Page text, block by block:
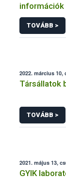
információk
TOVÁBB >
2022. március
Társállatok
TOVÁBB >
2021. május 13,
GYIK